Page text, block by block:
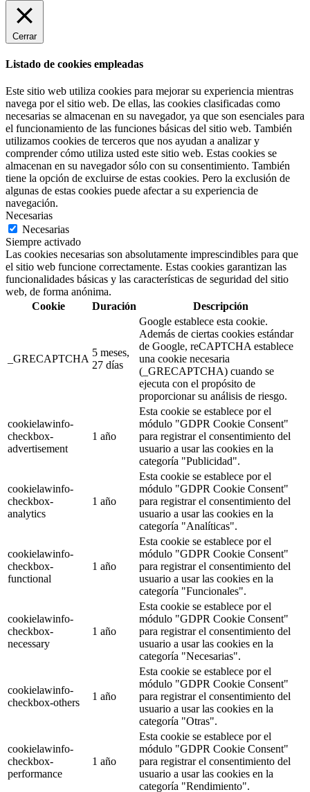
Cerrar
Listado de cookies empleadas
Este sitio web utiliza cookies para mejorar su experiencia mientras
navega por el sitio web. De ellas, las cookies clasificadas como
necesarias se almacenan en su navegador, ya que son esenciales para
el funcionamiento de las funciones básicas del sitio web. También
utilizamos cookies de terceros que nos ayudan a analizar y
comprender cómo utiliza usted este sitio web. Estas cookies se
almacenan en su navegador sólo con su consentimiento. También
tiene la opción de excluirse de estas cookies. Pero la exclusión de
algunas de estas cookies puede afectar a su experiencia de
navegación.
Necesarias
Necesarias
Siempre activado
Las cookies necesarias son absolutamente imprescindibles para que
el sitio web funcione correctamente. Estas cookies garantizan las
funcionalidades básicas y las características de seguridad del sitio
web, de forma anónima.
Cookie
Duración Descripción
_GRECAPTCHA
5 meses,
27 días
Google establece esta cookie.
Además de ciertas cookies estándar
de Google, reCAPTCHA establece
una cookie necesaria
(_GRECAPTCHA) cuando se
ejecuta con el propósito de
proporcionar su análisis de riesgo.
cookielawinfo-
checkbox-
advertisement
1 año
Esta cookie se establece por el
módulo "GDPR Cookie Consent"
para registrar el consentimiento del
usuario a usar las cookies en la
categoría "Publicidad".
cookielawinfo-
checkbox-
analytics
1 año
Esta cookie se establece por el
módulo "GDPR Cookie Consent"
para registrar el consentimiento del
usuario a usar las cookies en la
categoría "Analíticas".
cookielawinfo-
checkbox-
functional
1 año
Esta cookie se establece por el
módulo "GDPR Cookie Consent"
para registrar el consentimiento del
usuario a usar las cookies en la
categoría "Funcionales".
cookielawinfo-
checkbox-
necessary
1 año
Esta cookie se establece por el
módulo "GDPR Cookie Consent"
para registrar el consentimiento del
usuario a usar las cookies en la
categoría "Necesarias".
cookielawinfo-
checkbox-others
1 año
Esta cookie se establece por el
módulo "GDPR Cookie Consent"
para registrar el consentimiento del
usuario a usar las cookies en la
categoría "Otras".
cookielawinfo-
checkbox-
performance
1 año
Esta cookie se establece por el
módulo "GDPR Cookie Consent"
para registrar el consentimiento del
usuario a usar las cookies en la
categoría "Rendimiento".